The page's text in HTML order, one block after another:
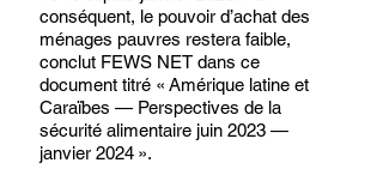
conséquent, le pouvoir d’achat des
ménages pauvres restera faible,
conclut FEWS NET dans ce
document titré « Amérique latine et
Caraïbes — Perspectives de la
sécurité alimentaire juin 2023 —
janvier 2024 ».